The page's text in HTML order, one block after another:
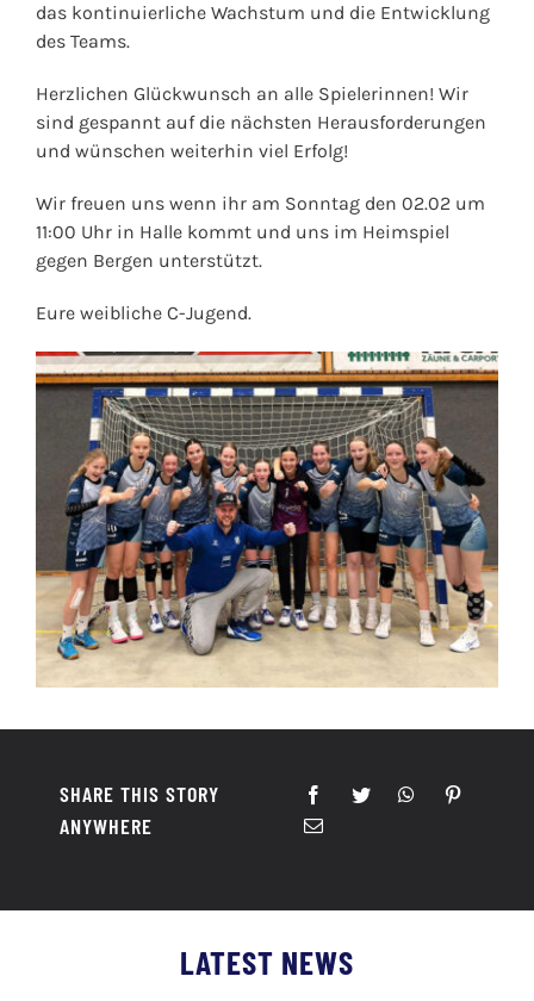
das kontinuierliche Wachstum und die Entwicklung
des Teams.
Herzlichen Glückwunsch an alle Spielerinnen! Wir
sind gespannt auf die nächsten Herausforderungen
und wünschen weiterhin viel Erfolg!
Wir freuen uns wenn ihr am Sonntag den 02.02 um
11:00 Uhr in Halle kommt und uns im Heimspiel
gegen Bergen unterstützt.
Eure weibliche C-Jugend.
SHARE THIS STORY
ANYWHERE
LATEST NEWS